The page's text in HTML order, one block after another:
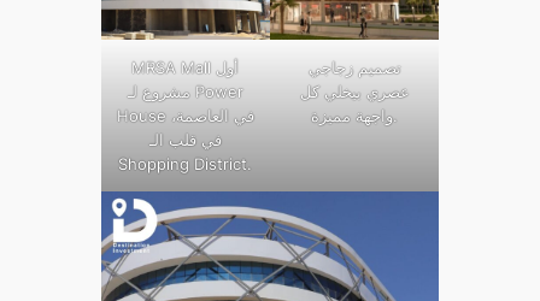
MRSA Mall أول
مشروع لـ Power
House في العاصمة،
في قلب الـ
Shopping District.
تصميم زجاجي
عصري بيخلي كل
واجهة مميزة.